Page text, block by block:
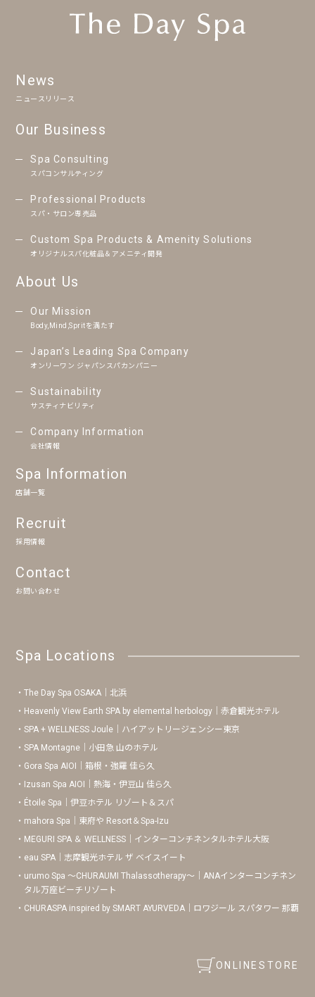
News
ニュースリリース
Our Business
Spa Consulting
スパコンサルティング
Professional Products
スパ・サロン専売品
Custom Spa Products & Amenity Solutions
オリジナルスパ化粧品＆アメニティ開発
About Us
Our Mission
Body,Mind,Spritを満たす
Japan’s Leading Spa Company
オンリーワン ジャパンスパカンパニー
Sustainability
サスティナビリティ
Company Information
会社情報
Spa Information
店舗一覧
Recruit
採用情報
Contact
お問い合わせ
Spa Locations
The Day Spa OSAKA｜北浜
Heavenly View Earth SPA by elemental herbology｜赤倉観光ホテル
SPA + WELLNESS Joule｜ハイアットリージェンシー東京
SPA Montagne｜小田急 山のホテル
Gora Spa AIOI｜箱根・強羅 佳ら久
Izusan Spa AIOI｜熱海・伊豆山 佳ら久
Étoile Spa｜伊豆ホテル リゾート＆スパ
mahora Spa｜東府や Resort＆Spa-Izu
MEGURI SPA ＆ WELLNESS｜インターコンチネンタルホテル大阪
eau SPA｜志摩観光ホテル ザ ベイスイート
urumo Spa 〜CHURAUMI Thalassotherapy〜｜ANAインターコンチネン
タル万座ビーチリゾート
CHURASPA inspired by SMART AYURVEDA｜ロワジール スパタワー 那覇
ONLINESTORE